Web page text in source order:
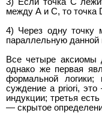
между А и С, то точка
4) Через одну точку
параллельную данной
Все четыре аксиомы
однако же первая
формальной логики;
суждение a priori, это
индукции; третья
— скрытое